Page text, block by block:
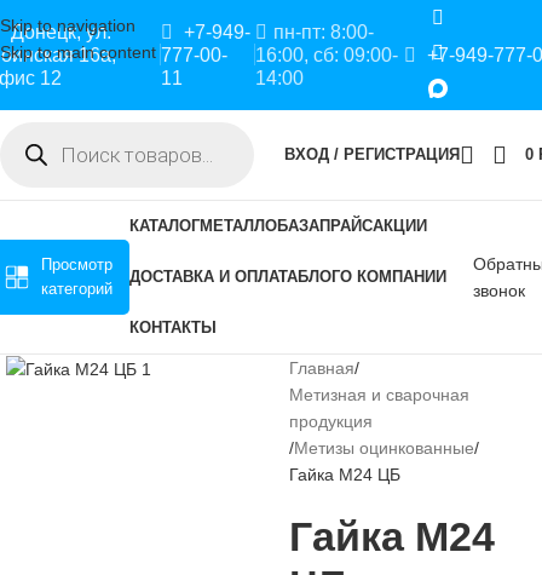
Skip to navigation
Skip to main content
Донецк, ул.
16а,
12
+7-949-
777-00-
11
пн-пт: 8:00-
16:00, сб: 09:00-
14:00
+7-949-777-
ВХОД / РЕГИСТРАЦИЯ 0
Просмотр
категорий
КАТАЛОГМЕТАЛЛОБАЗАПРАЙСАКЦИИ
ДОСТАВКА И ОПЛАТАБЛОГО КОМПАНИИ
КОНТАКТЫ
звонок
Главная
Метизная и сварочная
продукция
Метизы оцинкованные
Гайка М24 ЦБ
Гайка М24